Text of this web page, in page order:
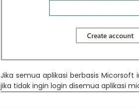
Jika semua aplikasi berbasis Micorsoft
jika tidak ingin login disemua aplikasi